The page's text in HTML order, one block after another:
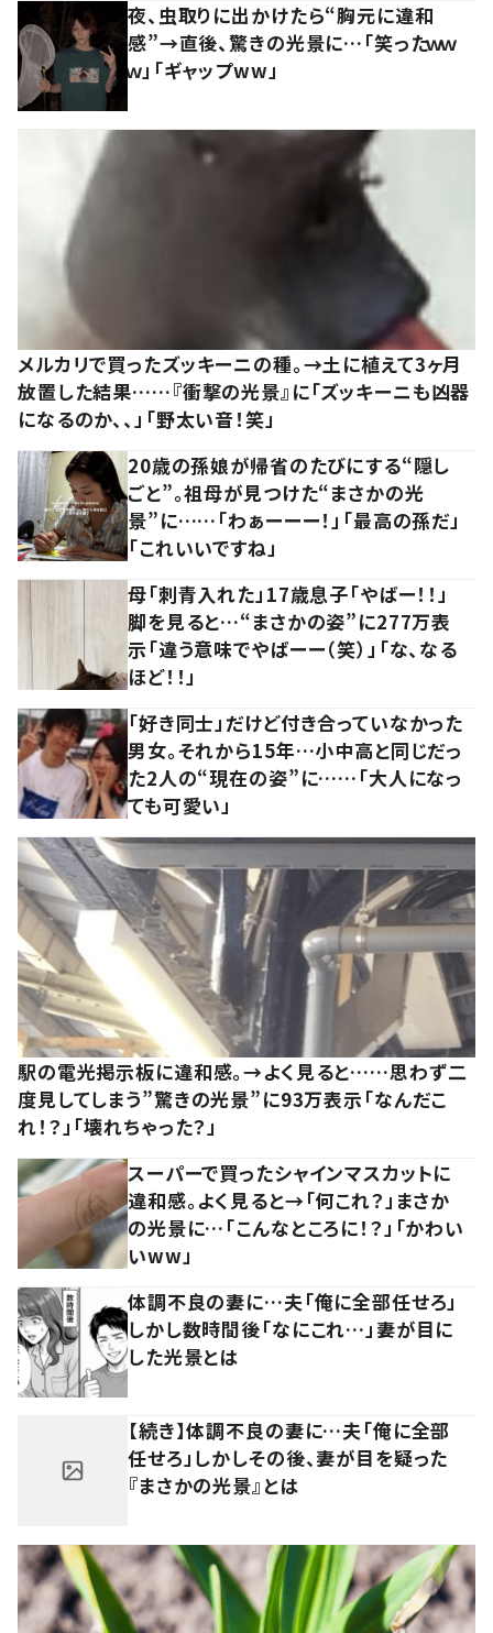
夜、虫取りに出かけたら“胸元に違和
感”→直後、驚きの光景に…「笑ったｗｗ
ｗ」「ギャップww」
メルカリで買ったズッキーニの種。→土に植えて3ヶ月
放置した結果……『衝撃の光景』に「ズッキーニも凶器
になるのか、、」「野太い音！笑」
20歳の孫娘が帰省のたびにする“隠し
ごと”。祖母が見つけた“まさかの光
景”に……「わぁーーー！」「最高の孫だ」
「これいいですね」
母「刺青入れた」17歳息子「やばー！！」
脚を見ると…“まさかの姿”に277万表
示「違う意味でやばーー（笑）」「な、なる
ほど！！」
「好き同士」だけど付き合っていなかった
男女。それから15年…小中高と同じだっ
た2人の“現在の姿”に……「大人になっ
ても可愛い」
駅の電光掲示板に違和感。→よく見ると……思わず二
度見してしまう”驚きの光景”に93万表示「なんだこ
れ！？」「壊れちゃった？」
スーパーで買ったシャインマスカットに
違和感。よく見ると→「何これ？」まさか
の光景に…「こんなところに！？」「かわい
いww」
体調不良の妻に…夫「俺に全部任せろ」
しかし数時間後「なにこれ…」妻が目に
した光景とは
【続き】体調不良の妻に…夫「俺に全部
任せろ」しかしその後、妻が目を疑った
『まさかの光景』とは